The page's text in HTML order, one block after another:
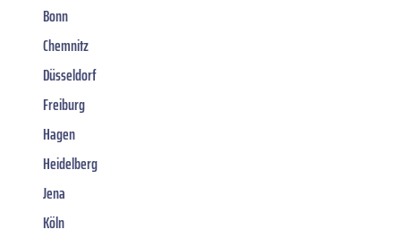
Bonn
Chemnitz
Düsseldorf
Freiburg
Hagen
Heidelberg
Jena
Köln